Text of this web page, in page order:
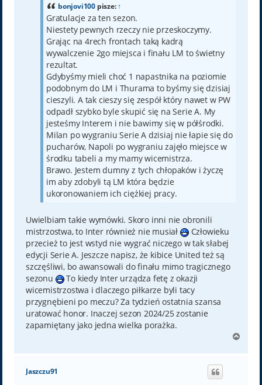
bonjovi100pisze:↑
Gratulacje za ten sezon.
Niestety pewnych rzeczy nie przeskoczymy.
Grając na 4rech frontach taką kadrą
wywalczenie 2go miejsca i finału LM to świetny
rezultat.
Gdybyśmy mieli choć 1 napastnika na poziomie
podobnym do LM i Thurama to byśmy się dzisiaj
cieszyli. A tak cieszy się zespół który nawet w PW
odpadł szybko byle skupić się na Serie A. My
jesteśmy Interem i nie bawimy się w półśrodki.
Milan po wygraniu Serie A dzisiaj nie łapie się do
pucharów, Napoli po wygraniu zajęło miejsce w
środku tabeli a my mamy wicemistrza.
Brawo. Jestem dumny z tych chłopaków i życzę
im aby zdobyli tą LM która będzie
ukoronowaniem ich ciężkiej pracy.
Uwielbiam takie wymówki. Skoro inni nie obronili
mistrzostwa, to Inter również nie musiał
Człowieku
przecież to jest wstyd nie wygrać niczego w tak słabej
edycji Serie A. Jeszcze napisz, że kibice United też są
szczęśliwi, bo awansowali do finału mimo tragicznego
sezonu
To kiedy Inter urządza fetę z okazji
wicemistrzostwa i dlaczego piłkarze byli tacy
przygnębieni po meczu? Za tydzień ostatnia szansa
uratować honor. Inaczej sezon 2024/25 zostanie
zapamiętany jako jedna wielka porażka.
g
Jaszczu91